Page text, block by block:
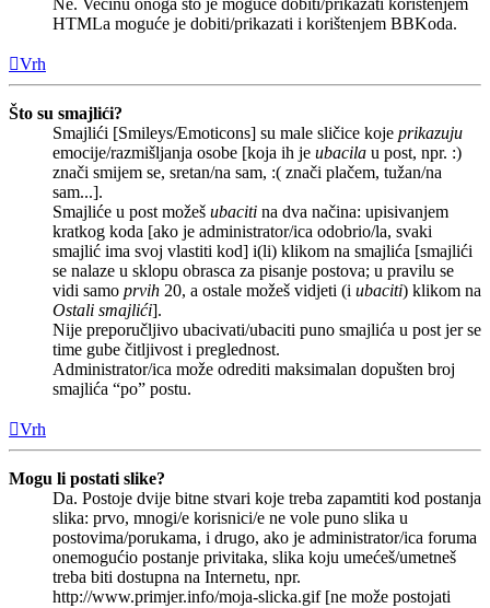
HTMLa moguće je dobiti/prikazati i korištenjem BBKoda.
Vrh
Što su smajlići?
Smajlići [Smileys/Emoticons] su male sličice koje prikazuju
emocije/razmišljanja osobe [koja ih je ubacila u post, npr. :)
znači smijem se, sretan/na sam, :( znači plačem, tužan/na
sam...].
Smajliće u post možeš ubaciti na dva načina: upisivanjem
kratkog koda [ako je administrator/ica odobrio/la, svaki
smajlić ima svoj vlastiti kod] i(li) klikom na smajlića [smajlići
se nalaze u sklopu obrasca za pisanje postova; u pravilu se
vidi samo prvih 20, a ostale možeš vidjeti (i ubaciti) klikom na
Ostali smajlići].
Nije preporučljivo ubacivati/ubaciti puno smajlića u post jer se
time gube čitljivost i preglednost.
Administrator/ica može odrediti maksimalan dopušten broj
smajlića “po” postu.
Vrh
Mogu li postati slike?
Da. Postoje dvije bitne stvari koje treba zapamtiti kod postanja
slika: prvo, mnogi/e korisnici/e ne vole puno slika u
postovima/porukama, i drugo, ako je administrator/ica foruma
onemogućio postanje privitaka, slika koju umećeš/umetneš
treba biti dostupna na Internetu, npr.
http://www.primjer.info/moja-slicka.gif [ne može postojati